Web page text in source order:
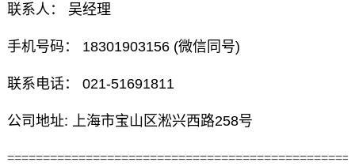
联系人： 吴经理
手机号码： 18301903156 (微信同号)
联系电话： 021-51691811
公司地址: 上海市宝山区淞兴西路258号